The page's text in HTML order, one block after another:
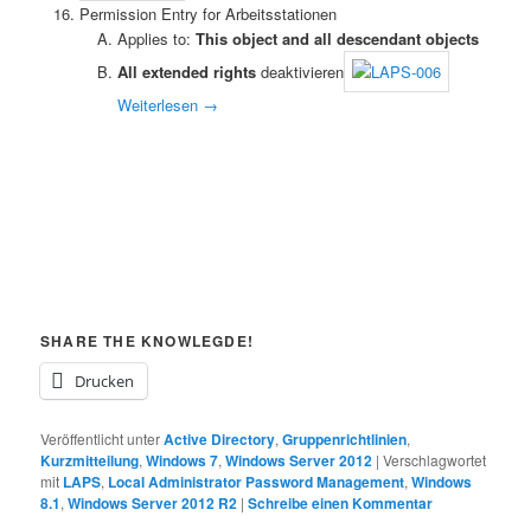
Permission Entry for Arbeitsstationen
Applies to:This object and all descendant objects
All extended rights deaktivieren
Weiterlesen →
SHARE THE KNOWLEGDE!
Drucken
Veröffentlicht unterActive Directory,Gruppenrichtlinien,
Kurzmitteilung,Windows 7,Windows Server 2012 |Verschlagwortet
mit LAPS, Local Administrator Password Management,Windows
8.1,Windows Server 2012 R2 |Schreibe einen Kommentar